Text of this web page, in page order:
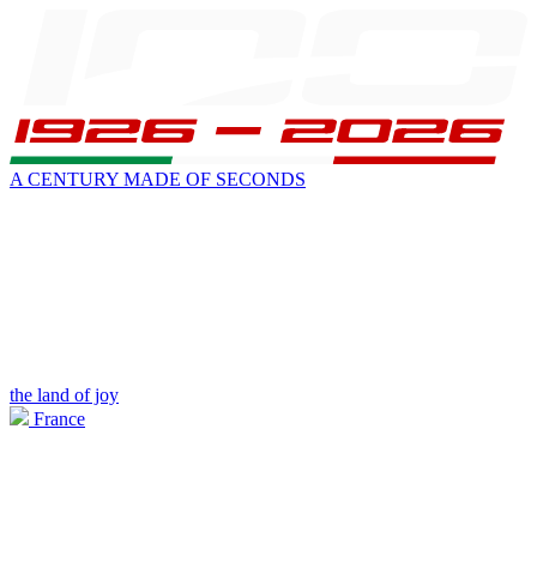
A CENTURY MADE OF SECONDS
the land of joy
France